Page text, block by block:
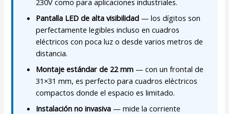
Pantalla LED de alta visibilidad — los dígitos son
perfectamente legibles incluso en cuadros
eléctricos con poca luz o desde varios metros de
distancia.
Montaje estándar de 22 mm — con un frontal de
31×31 mm, es perfecto para cuadros eléctricos
compactos donde el espacio es limitado.
Instalación no invasiva — mide la corriente